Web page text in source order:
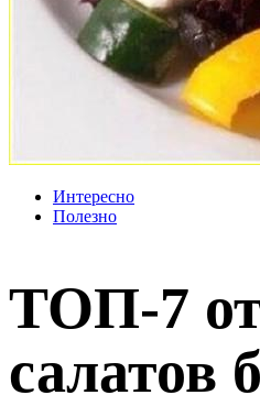
Интересно
Полезно
ТОП-7
салатов